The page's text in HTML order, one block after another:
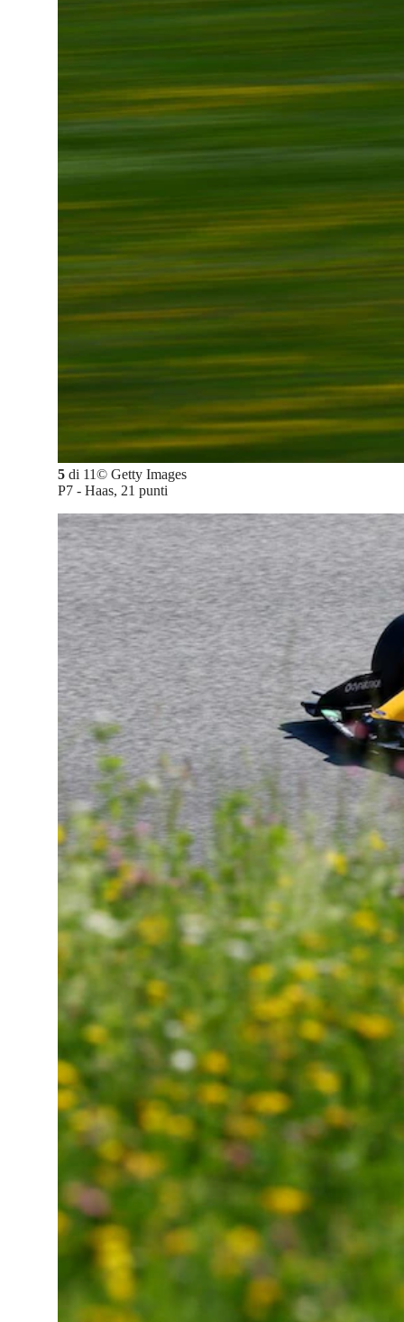
5 di 11© Getty Images
P7 - Haas, 21 punti